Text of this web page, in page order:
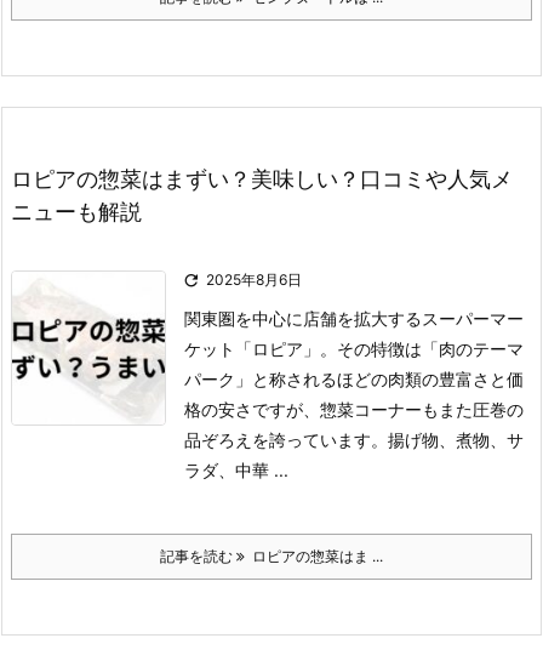
ロピアの惣菜はまずい？美味しい？口コミや人気メ
ニューも解説
 2025年8月6日
関東圏を中心に店舗を拡大するスーパーマー
ケット「ロピア」。 その特徴は「肉のテーマ
パーク」と称されるほどの肉類の豊富さと価
格の安さですが、惣菜コーナーもまた圧巻の
品ぞろえを誇っています。 揚げ物、煮物、サ
ラダ、中華 ...
記事を読む ロピアの惣菜はま ...